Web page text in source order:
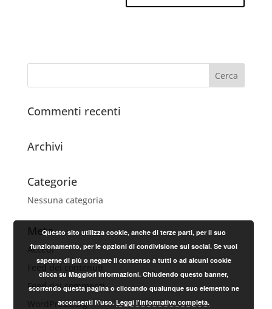
Commenti recenti
Archivi
Categorie
Nessuna categoria
Meta
Accedi
Feed dei contenuti
Feed dei commenti
WordPress.org
Questo sito utilizza cookie, anche di terze parti, per il suo
funzionamento, per le opzioni di condivisione sui social. Se vuoi
saperne di più o negare il consenso a tutti o ad alcuni cookie
clicca su Maggiori Informazioni. Chiudendo questo banner,
scorrendo questa pagina o cliccando qualunque suo elemento ne
acconsenti l\'uso.Leggi l'informativa completa.